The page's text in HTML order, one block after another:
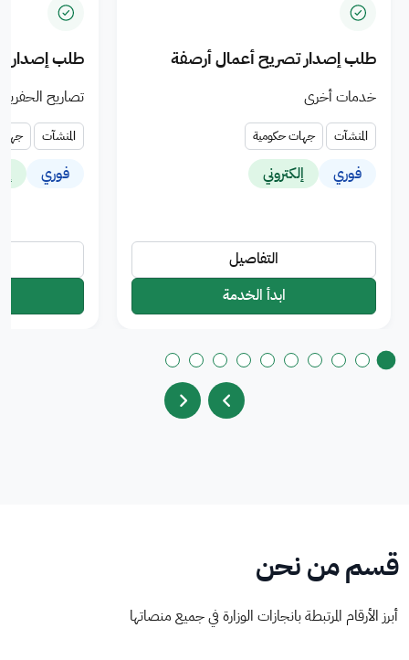
طلب إصدار تصريح أعمال أرصفة
خدمات أخرى
المنشآت جهات حكومية
فوري إلكتروني
التفاصيل
ابدأ الخدمة
طلب إصدار
تصاريح
المنشآت
فوري
قسم من نحن
أبرز الأرقام المرتبطة بانجازات الوزارة في جميع منصاتها